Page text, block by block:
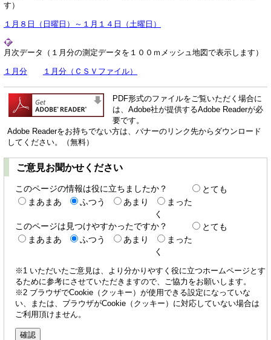
す）
１月８日（日曜日）～１月１４日（土曜日）
月次データ（１月分の測定データを１００ｍメッシュ地図で表示します）
１月分 １月分（ＣＳＶファイル）
PDF形式のファイルをご覧いただく場合に
は、Adobe社が提供するAdobe Readerが必
要です。
Adobe Readerをお持ちでない方は、バナーのリンク先からダウンロード
してください。（無料）
ご意見お聞かせください
このページの情報は役に立ちましたか？
とても
まあまあ
ふつう あまり
まった
く
このページは見つけやすかったですか？
とても
まあまあ
ふつう あまり
まった
く
※1 いただいたご意見は、より分かりやすく役に立つホームページとす
るために参考にさせていただきますので、ご協力をお願いします。
※2 ブラウザでCookie（クッキー）が使用できる設定になっていな
い、または、ブラウザがCookie（クッキー）に対応していない場合は
ご利用頂けません。